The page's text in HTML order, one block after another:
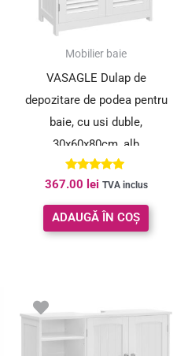
Mobilier baie
VASAGLE Dulap de
depozitare de podea pentru
baie, cu usi duble,
30x60x80cm, alb
Evaluat la
4.92
din 5
367.00 lei TVA inclus
ADAUGĂ ÎN COȘ